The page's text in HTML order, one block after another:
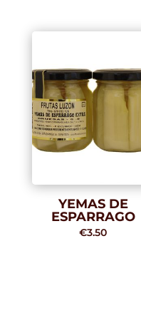
YEMAS DE
ESPARRAGO
€3.50